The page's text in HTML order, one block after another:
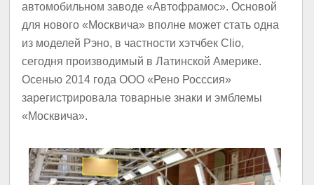
автомобильном заводе «Автофрамос». Основой
для нового «Москвича» вполне может стать одна
из моделей Рэно, в частности хэтчбек Clio,
сегодня производимый в Латинской Америке.
Осенью 2014 года ООО «Рено Росссия»
зарегистрировала товарные знаки и эмблемы
«Москвича».